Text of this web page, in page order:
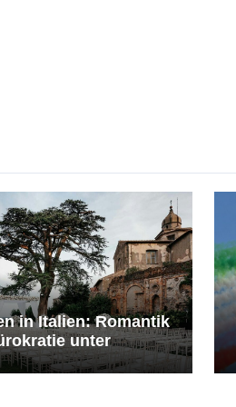
in Italien: Romantik
unter
Himmel